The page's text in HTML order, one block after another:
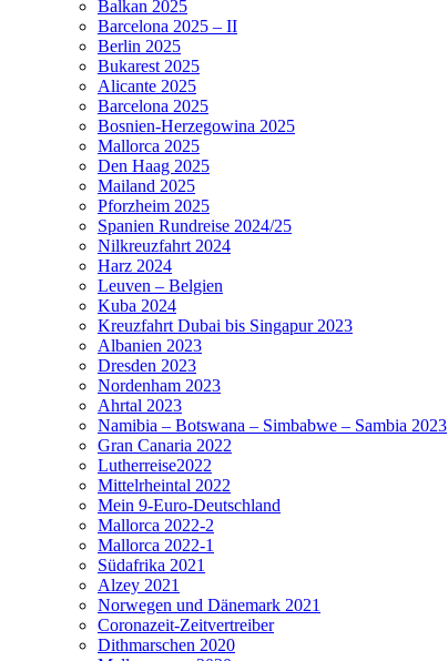
Balkan 2025
Barcelona 2025 – II
Berlin 2025
Bukarest 2025
Alicante 2025
Barcelona 2025
Bosnien-Herzegowina 2025
Mallorca 2025
Den Haag 2025
Mailand 2025
Pforzheim 2025
Spanien Rundreise 2024/25
Nilkreuzfahrt 2024
Harz 2024
Leuven – Belgien
Kuba 2024
Kreuzfahrt Dubai bis Singapur 2023
Albanien 2023
Dresden 2023
Nordenham 2023
Ahrtal 2023
Namibia – Botswana – Simbabwe – Sambia 2023
Gran Canaria 2022
Lutherreise2022
Mittelrheintal 2022
Mein 9-Euro-Deutschland
Mallorca 2022-2
Mallorca 2022-1
Südafrika 2021
Alzey 2021
Norwegen und Dänemark 2021
Coronazeit-Zeitvertreiber
Dithmarschen 2020